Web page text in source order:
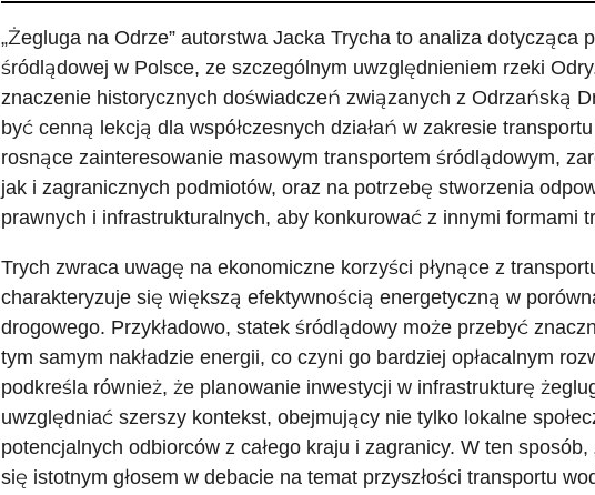
„Żegluga na Odrze” autorstwa Jacka Trycha to analiza dotycząca
śródlądowej w Polsce, ze szczególnym uwzględnieniem rzeki
znaczenie historycznych doświadczeń związanych z Odrzańską
być cenną lekcją dla współczesnych działań w zakresie
rosnące zainteresowanie masowym transportem śródlądowym,
jak i zagranicznych podmiotów, oraz na potrzebę stworzenia
prawnych i infrastrukturalnych, aby konkurować z innymi formami
Trych zwraca uwagę na ekonomiczne korzyści płynące z
charakteryzuje się większą efektywnością energetyczną w
drogowego. Przykładowo, statek śródlądowy może przebyć
tym samym nakładzie energii, co czyni go bardziej opłacalnym
podkreśla również, że planowanie inwestycji w infrastrukturę
uwzględniać szerszy kontekst, obejmujący nie tylko lokalne
potencjalnych odbiorców z całego kraju i zagranicy. W ten sposób,
się istotnym głosem w debacie na temat przyszłości transportu